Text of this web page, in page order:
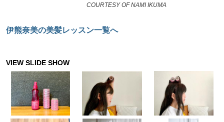
COURTESY OF NAMI IKUMA
伊熊奈美の美髪レッスン一覧へ